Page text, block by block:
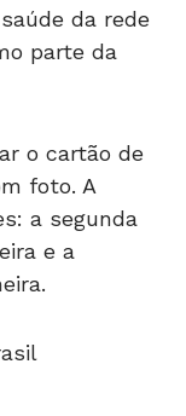
parte da
foto. A
a segunda
e a